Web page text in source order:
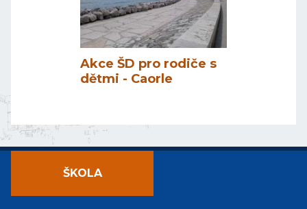
Akce ŠD pro rodiče s
dětmi - Caorle
ŠKOLA